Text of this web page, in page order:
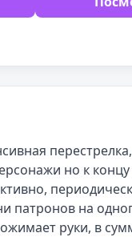
но к
на
руки, в